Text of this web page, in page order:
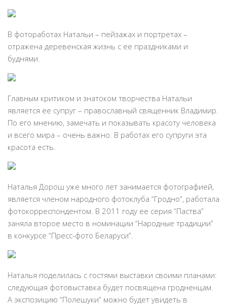
В фотоработах Натальи – пейзажах и портретах –
отражена деревенская жизнь с ее праздниками и
буднями.
Главным критиком и знатоком творчества Натальи
является ее супруг – православный священник Владимир.
По его мнению, замечать и показывать красоту человека
и всего мира – очень важно. В работах его супруги эта
красота есть.
Наталья Дорош уже много лет занимается фотографией,
является членом народного фотоклуба “Гродно”, работала
фотокорреспондентом. В 2011 году ее серия “Паства”
заняла второе место в номинации “Народные традиции”
в конкурсе “Пресс-фото Беларуси”.
Наталья поделилась с гостями выставки своими планами:
следующая фотовыставка будет посвящена гродненцам.
А экспозицию “Полешуки” можно будет увидеть в